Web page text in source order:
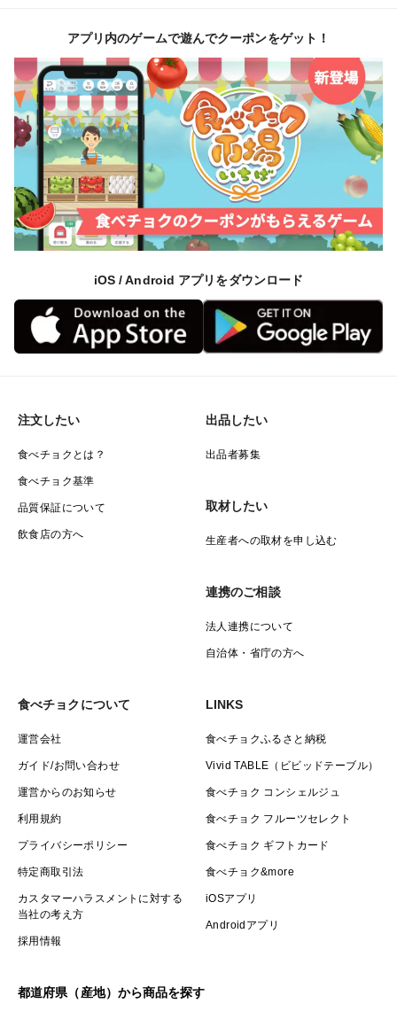
アプリ内のゲームで遊んでクーポンをゲット！
iOS / Android アプリをダウンロード
注文したい
食べチョクとは？
食べチョク基準
品質保証について
飲食店の方へ
出品したい
出品者募集
取材したい
生産者への取材を申し込む
連携のご相談
法人連携について
自治体・省庁の方へ
食べチョクについて
運営会社
ガイド/お問い合わせ
運営からのお知らせ
利用規約
プライバシーポリシー
特定商取引法
カスタマーハラスメントに対する
当社の考え方
採用情報
LINKS
食べチョクふるさと納税
Vivid TABLE（ビビッドテーブル）
食べチョク コンシェルジュ
食べチョク フルーツセレクト
食べチョク ギフトカード
食べチョク&more
iOSアプリ
Androidアプリ
都道府県（産地）から商品を探す